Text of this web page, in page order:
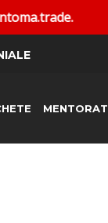
MENTORAT